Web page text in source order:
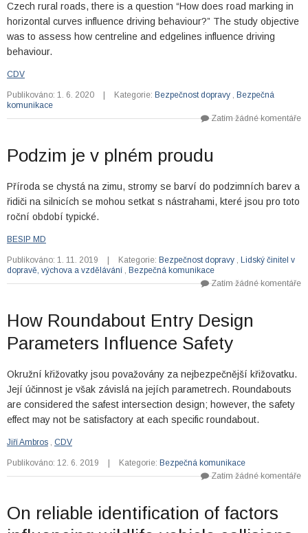
Czech rural roads, there is a question “How does road marking in
horizontal curves influence driving behaviour?” The study objective
was to assess how centreline and edgelines influence driving
behaviour.
CDV
Publikováno: 1. 6. 2020 Kategorie: Bezpečnost dopravy , Bezpečná
komunikace
Zatím žádné komentáře
Podzim je v plném proudu
Příroda se chystá na zimu, stromy se barví do podzimních barev a
řidiči na silnicích se mohou setkat s nástrahami, které jsou pro toto
roční období typické.
BESIP MD
Publikováno: 1. 11. 2019 Kategorie: Bezpečnost dopravy , Lidský činitel v
dopravě, výchova a vzdělávání , Bezpečná komunikace
Zatím žádné komentáře
How Roundabout Entry Design
Parameters Influence Safety
Okružní křižovatky jsou považovány za nejbezpečnější křižovatku.
Její účinnost je však závislá na jejích parametrech. Roundabouts
are considered the safest intersection design; however, the safety
effect may not be satisfactory at each specific roundabout.
Jiří Ambros , CDV
Publikováno: 12. 6. 2019 Kategorie: Bezpečná komunikace
Zatím žádné komentáře
On reliable identification of factors